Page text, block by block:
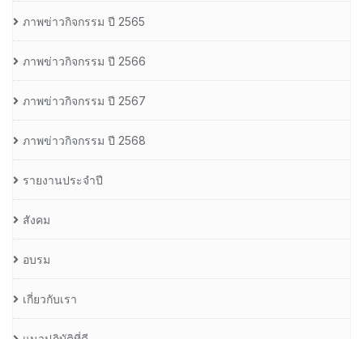
ภาพข่าวกิจกรรม ปี 2565
ภาพข่าวกิจกรรม ปี 2566
ภาพข่าวกิจกรรม ปี 2567
ภาพข่าวกิจกรรม ปี 2568
รายงานประจำปี
สังคม
อบรม
เกี่ยวกับเรา